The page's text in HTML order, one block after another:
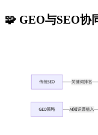
🧩 GEO与SEO协